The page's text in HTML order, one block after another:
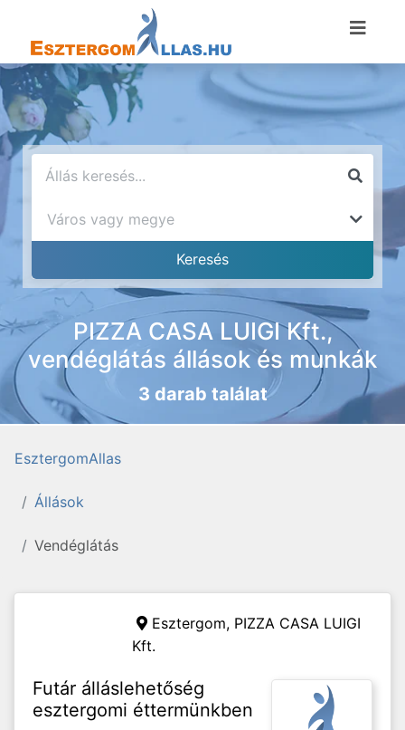
PIZZA CASA LUIGI Kft.,
vendéglátás állások és munkák
3 darab találat
EsztergomAllas
Állások
Vendéglátás
Esztergom, PIZZA CASA LUIGI
Kft.
Futár álláslehetőség
esztergomi éttermünkben